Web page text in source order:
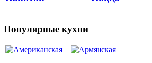
Популярные кухни